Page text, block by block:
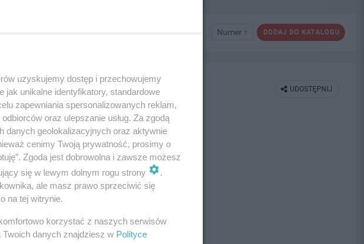
DODAJ DO KATALOGU
Numer ↑
UDOSTĘPNIJ
Tczew
uzyskujemy dostęp i przechowujemy
jak unikalne identyfikatory, standardowe
zapewniania spersonalizowanych reklam,
oraz ulepszanie usług. Za zgodą
danych geolokalizacyjnych oraz aktywnie
cenimy Twoją prywatność, prosimy o
Zgoda jest dobrowolna i zawsze możesz
się w lewym dolnym rogu strony
.
ale masz prawo sprzeciwić się
na tej witrynie.
korzystać z naszych serwisów
danych znajdziesz w Polityce